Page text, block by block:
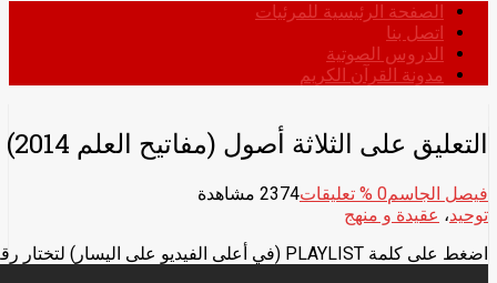
الصفحة الرئيسية للمرئيات
اتصل بنا
الدروس الصوتية
مدونة القرآن الكريم
التعليق على الثلاثة أصول (مفاتيح العلم 2014) – الشيخ فيصل قزار الجاسم
فيصل الجاسم0 % تعليقات2374 مشاهدة
توحيد، عقيدة و منهج
اضغط على كلمة PLAYLIST (في أعلى الفيديو على اليسار) لتختار رقم الدرس